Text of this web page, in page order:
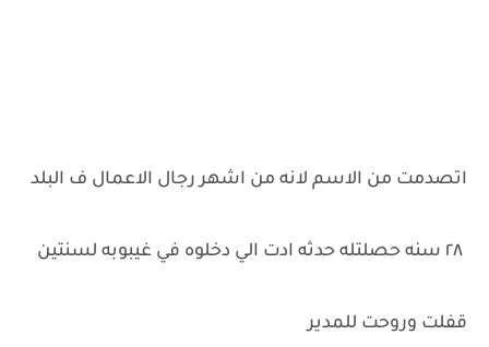
اتصدمت من الاسم لانه من اشهر رجال الاعمال ف البلد
قفلت وروحت للمدير